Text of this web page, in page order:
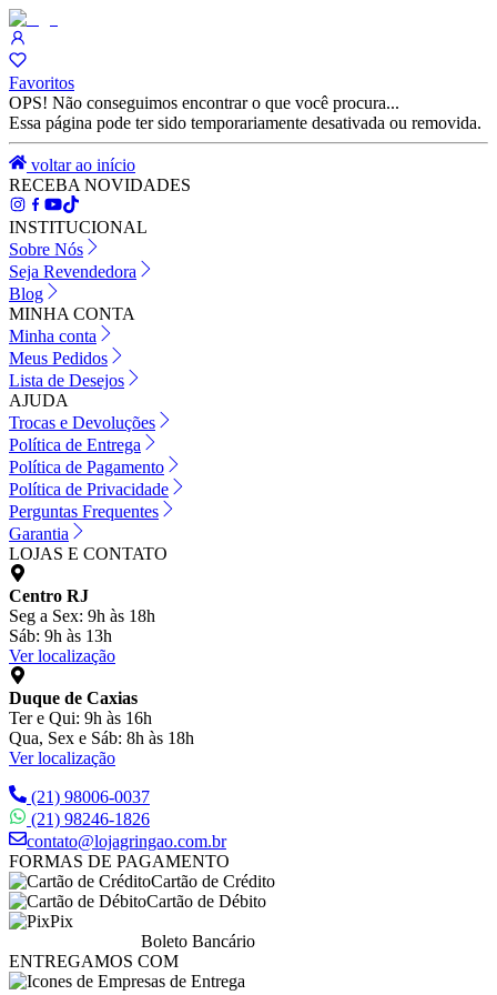
Favoritos
OPS! Não conseguimos encontrar o que você procura...
Essa página pode ter sido temporariamente desativada ou removida.
voltar ao início
RECEBA NOVIDADES
INSTITUCIONAL
Sobre Nós
Seja Revendedora
Blog
MINHA CONTA
Minha conta
Meus Pedidos
Lista de Desejos
AJUDA
Trocas e Devoluções
Política de Entrega
Política de Pagamento
Política de Privacidade
Perguntas Frequentes
Garantia
LOJAS E CONTATO
Centro RJ
Seg a Sex: 9h às 18h
Sáb: 9h às 13h
Ver localização
Duque de Caxias
Ter e Qui: 9h às 16h
Qua, Sex e Sáb: 8h às 18h
Ver localização
(21) 98006-0037
(21) 98246-1826
contato@lojagringao.com.br
FORMAS DE PAGAMENTO
Cartão de Crédito
Cartão de Débito
Pix
Boleto Bancário
ENTREGAMOS COM